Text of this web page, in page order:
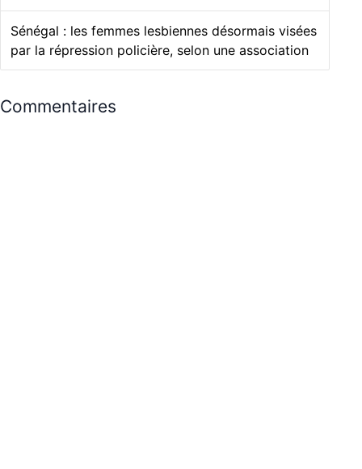
Sénégal : les femmes lesbiennes désormais visées
par la répression policière, selon une association
Commentaires